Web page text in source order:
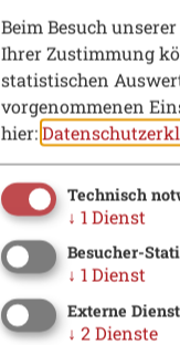
Beim Besuch
Ihrer Zustimmung
statistischen
vorgenommenen
hier:
Technisch
↓ 1Dienst
Besucher-
↓ 1Dienst
Externe
↓ 2 Dienste